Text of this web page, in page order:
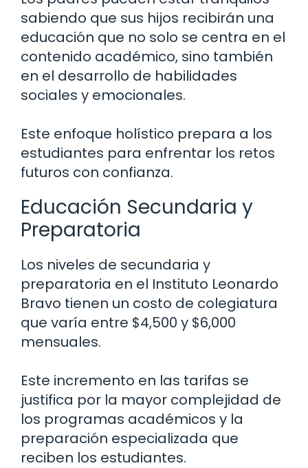
sabiendo que sus hijos recibirán una
educación que no solo se centra en el
contenido académico, sino también
en el desarrollo de habilidades
sociales y emocionales.
Este enfoque holístico prepara a los
estudiantes para enfrentar los retos
futuros con confianza.
Educación Secundaria y
Preparatoria
Los niveles de secundaria y
preparatoria en el Instituto Leonardo
Bravo tienen un costo de colegiatura
que varía entre $4,500 y $6,000
mensuales.
Este incremento en las tarifas se
justifica por la mayor complejidad de
los programas académicos y la
preparación especializada que
reciben los estudiantes.